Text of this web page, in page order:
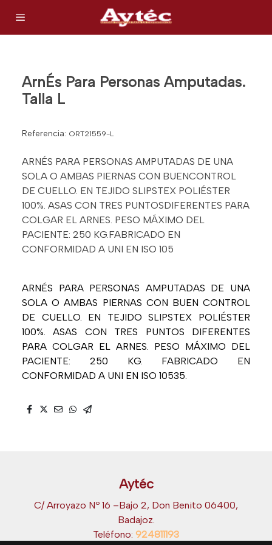
ArnÉs Para Personas Amputadas.
Talla L
Referencia: ORT21559-L
ARNÉS PARA PERSONAS AMPUTADAS DE UNA
SOLA O AMBAS PIERNAS CON BUENCONTROL
DE CUELLO. EN TEJIDO SLIPSTEX POLIÉSTER
100%. ASAS CON TRES PUNTOSDIFERENTES PARA
COLGAR EL ARNES. PESO MÁXIMO DEL
PACIENTE: 250 KG.FABRICADO EN
CONFORMIDAD A UNI EN ISO 105
ARNÉS PARA PERSONAS AMPUTADAS DE UNA
SOLA O AMBAS PIERNAS CON BUEN CONTROL
DE CUELLO. EN TEJIDO SLIPSTEX POLIÉSTER
100%. ASAS CON TRES PUNTOS DIFERENTES
PARA COLGAR EL ARNES. PESO MÁXIMO DEL
PACIENTE: 250 KG. FABRICADO EN
CONFORMIDAD A UNI EN ISO 10535.
Aytéc
C/ Arroyazo Nº 16 –Bajo 2, Don Benito 06400,
Badajoz.
Teléfono: 924811193